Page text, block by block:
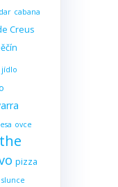
cabana
Creus
jídlo
ovce
pizza
slunce